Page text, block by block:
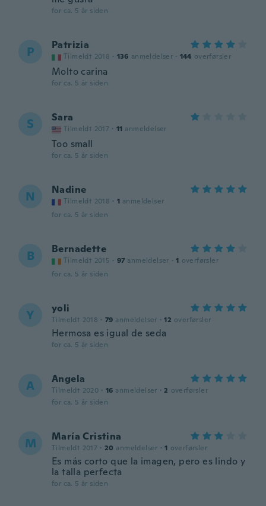
for ca. 5 år siden
P Patrizia
Tilmeldt 2018 · 136 anmeldelser · 144 overførsler
Molto carina
for ca. 5 år siden
S Sara
Tilmeldt 2017 · 11 anmeldelser
Too small
for ca. 5 år siden
N Nadine
Tilmeldt 2018 · 1 anmeldelser
for ca. 5 år siden
B Bernadette
Tilmeldt 2015 · 97 anmeldelser · 1 overførsler
for ca. 5 år siden
Y yoli
Tilmeldt 2018 · 79 anmeldelser · 12 overførsler
Hermosa es igual de seda
for ca. 5 år siden
A Angela
Tilmeldt 2020 · 16 anmeldelser · 2 overførsler
for ca. 5 år siden
M María Cristina
Tilmeldt 2017 · 20 anmeldelser · 1 overførsler
Es más corto que la imagen, pero es lindo y
la talla perfecta
for ca. 5 år siden